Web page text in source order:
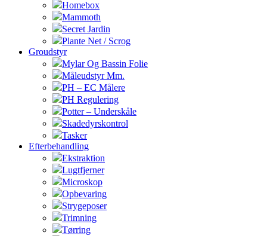
Homebox
Mammoth
Secret Jardin
Plante Net / Scrog
Groudstyr
Mylar Og Bassin Folie
Måleudstyr Mm.
PH – EC Målere
PH Regulering
Potter – Underskåle
Skadedyrskontrol
Tasker
Efterbehandling
Ekstraktion
Lugtfjerner
Microskop
Opbevaring
Strygeposer
Trimning
Tørring